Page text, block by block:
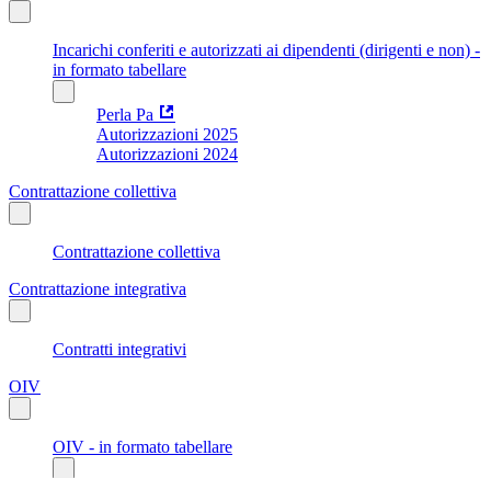
Incarichi conferiti e autorizzati ai dipendenti (dirigenti e non) -
in formato tabellare
Perla Pa
Autorizzazioni 2025
Autorizzazioni 2024
Contrattazione collettiva
Contrattazione collettiva
Contrattazione integrativa
Contratti integrativi
OIV
OIV - in formato tabellare